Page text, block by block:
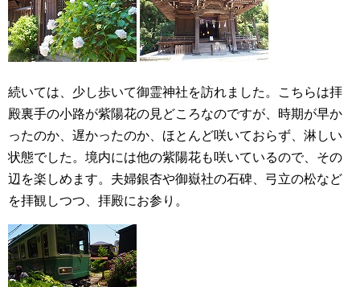
続いては、少し歩いて御霊神社を訪れました。こちらは拝
殿裏手の小路が紫陽花の見どころなのですが、時期が早か
ったのか、遅かったのか、ほとんど咲いておらず、淋しい
状態でした。境内には他の紫陽花も咲いているので、その
辺を楽しめます。夫婦銀杏や御嶽社の石碑、弓立の松など
を拝観しつつ、拝殿にお参り。